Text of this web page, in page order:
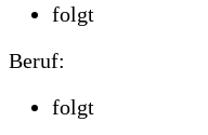
folgt
Beruf:
folgt